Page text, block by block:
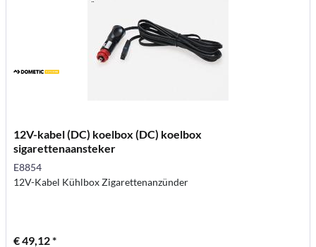
12V-kabel (DC) koelbox (DC) koelbox
sigarettenaansteker
E8854
12V-Kabel Kühlbox Zigarettenanzünder
€ 49,12 *